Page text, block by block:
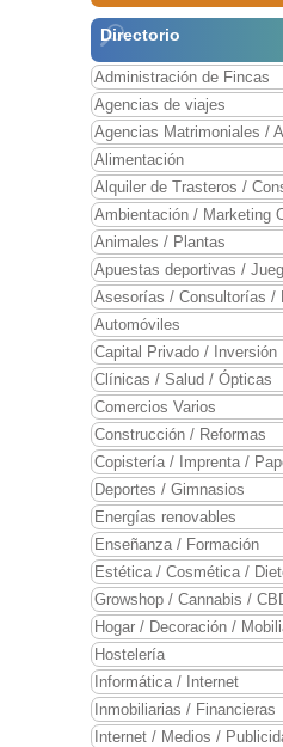
Directorio
Administración de Fincas
Agencias de viajes
Agencias Matrimoniales /
Alimentación
Alquiler de Trasteros /
Ambientación / Marketing
Animales / Plantas
Apuestas deportivas /
Asesorías / Consultorías /
Automóviles
Capital Privado / Inversión
Clínicas / Salud / Ópticas
Comercios Varios
Construcción / Reformas
Copistería / Imprenta /
Deportes / Gimnasios
Energías renovables
Enseñanza / Formación
Estética / Cosmética /
Growshop / Cannabis /
Hogar / Decoración /
Hostelería
Informática / Internet
Inmobiliarias / Financieras
Internet / Medios /